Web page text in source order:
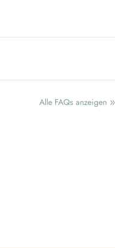
Alle FAQs anzeigen